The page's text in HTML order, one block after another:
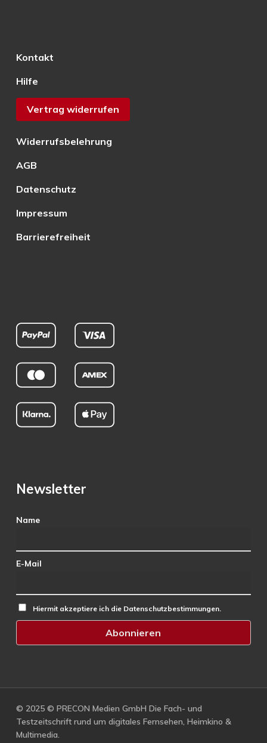
Kontakt
Hilfe
Vertrag widerrufen
Widerrufsbelehrung
AGB
Datenschutz
Impressum
Barrierefreiheit
Newsletter
Name
E-Mail
Hiermit akzeptiere ich die Datenschutzbestimmungen.
© 2025 © PRECON Medien GmbH Die Fach- und
Testzeitschrift rund um digitales Fernsehen, Heimkino &
Multimedia.